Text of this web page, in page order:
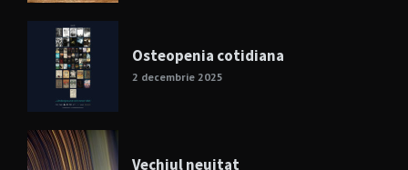
Osteopenia cotidiana
2 decembrie 2025
Vechiul neuitat